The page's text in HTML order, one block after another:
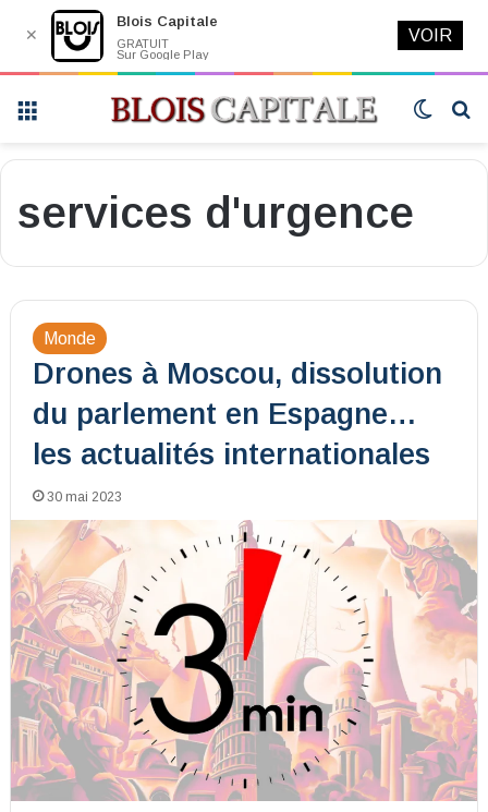
Switch
services d'urgence
Monde
Drones à Moscou, dissolution
du parlement en Espagne…
les actualités internationales
30 mai 2023
✕
Blois Capitale
GRATUIT
Sur Google Play
VOIR